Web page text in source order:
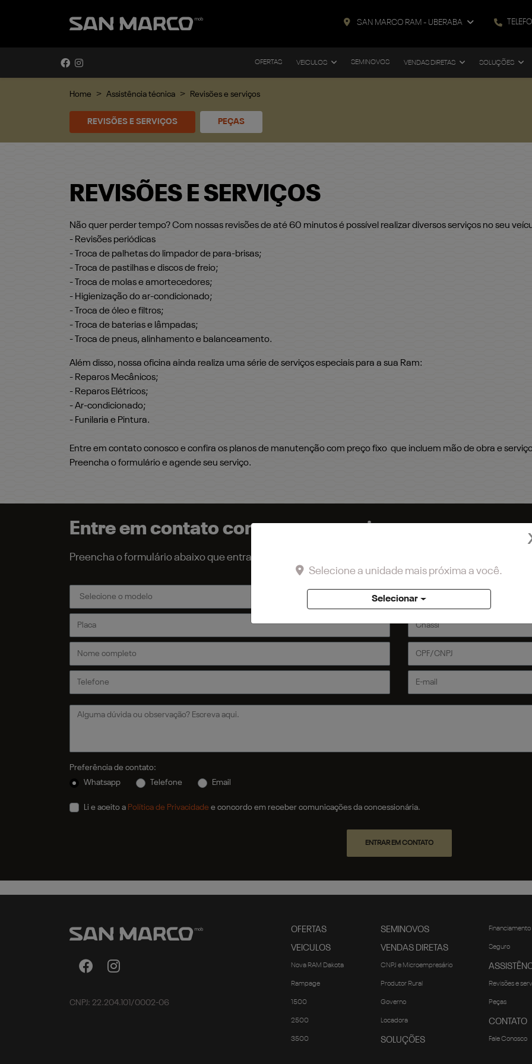
SAN MARCO RAM - UBERABA
OFERTAS VEICULOS SEMINOVOS VENDAS DIRETAS SOLUÇÕES
Home Assistência técnica Revisões e serviços
REVISÕES E SERVIÇOS PEÇAS
REVISÕES E SERVIÇOS
Não quer perder tempo? Com nossas revisões de até 60 minutos é possível realizar diversos serviços no seu
- Revisões periódicas
- Troca de palhetas do limpador de para-brisas;
- Troca de pastilhas e discos de freio;
- Troca de molas e amortecedores;
- Higienização do ar-condicionado;
- Troca de óleo e filtros;
- Troca de baterias e lâmpadas;
- Troca de pneus, alinhamento e balanceamento.
Além disso, nossa oficina ainda realiza uma série de serviços especiais para a sua Ram:
- Reparos Mecânicos;
- Reparos Elétricos;
- Ar-condicionado;
- Funilaria e Pintura.
Entre em contato conosco e confira os planos de manutenção com preço fixo que incluem mão de obra e
Preencha o formulário e agende seu serviço.
Entre em contato com a nossa equipe
Preencha o formulário abaixo que entraremos em contato com você.
Preferência de contato:
Whatsapp
Telefone Email
Li e aceito a Política de Privacidade e concordo em receber comunicações da concessionária.
ENTRAR EM CONTATO
CNPJ: 22.204.101/0002-06
OFERTAS
VEICULOS
Nova RAM Dakota
Rampage
1500
2500
3500
SEMINOVOS
VENDAS DIRETAS
CNPJ e Microempresário
Produtor Rural
Governo
Locadora
SOLUÇÕES
Financiamento
Seguro
Revisões e
Peças
CONTATO
Fale Conosco
Selecione a unidade mais próxima a você.
Selecionar